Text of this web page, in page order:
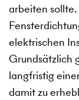
arbeiten
elektrischen
Grundsätzlich
langfristig
damit zu